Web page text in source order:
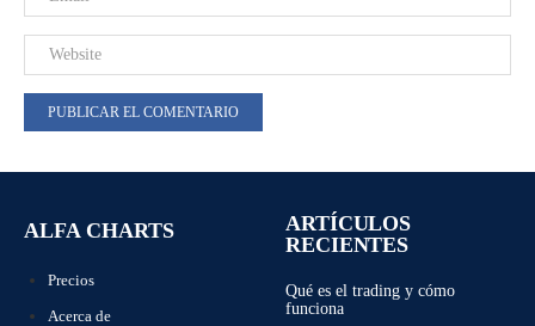
ALFA CHARTS
Precios
Acerca de
ARTÍCULOS
RECIENTES
Qué es el trading y cómo
funciona